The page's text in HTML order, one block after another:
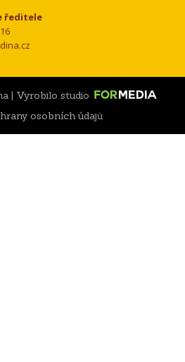
ředitele
| Vyrobilo studio
osobních údajů